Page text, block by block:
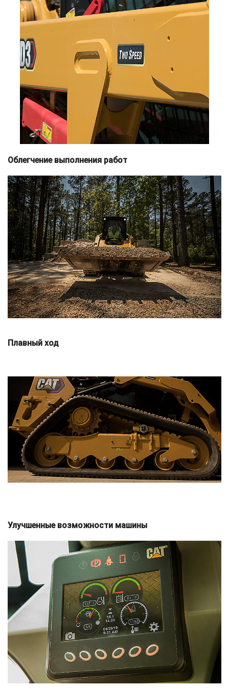
Облегчение выполнения работ
Плавный ход
Улучшенные возможности машины